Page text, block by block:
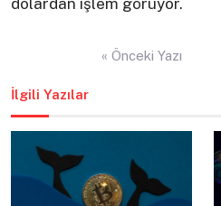
dolardan işlem görüyor.
« Önceki Yazı
İlgili Yazılar